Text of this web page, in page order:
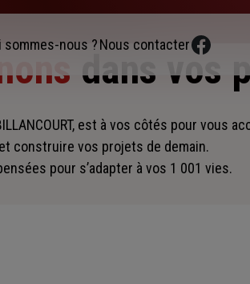
sommes-nous ?Nous contacter
dans vos
est à vos côtés pour vous
construire vos projets de demain.
pour s’adapter à vos 1 001 vies.